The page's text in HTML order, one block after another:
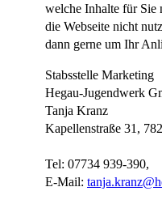
welche Inhalte für Sie
die Webseite nicht
dann gerne um Ihr
Stabsstelle Marketing
Hegau-Jugendwerk
Tanja Kranz
Kapellenstraße 31,
Tel: 07734 939-390,
E-Mail: